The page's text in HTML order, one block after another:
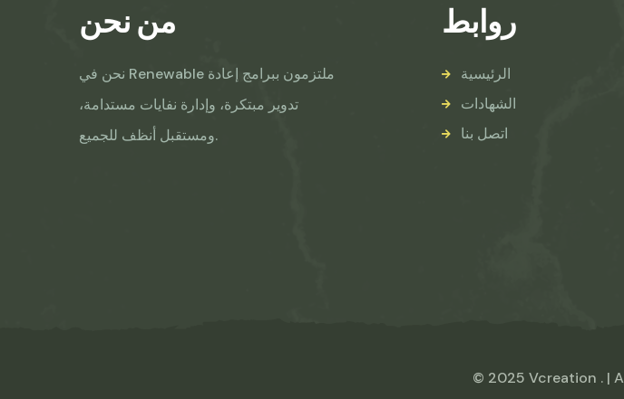
من نحن
نحن في Renewable ملتزمون ببرامج إعادة
تدوير مبتكرة، وإدارة نفايات مستدامة،
ومستقبل أنظف للجميع.
روابط
الرئيسية
الشهادات
اتصل بنا
© 2025 Vcreation . |